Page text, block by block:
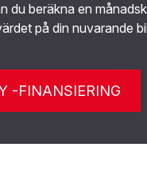
du beräkna en
på din nuvarande